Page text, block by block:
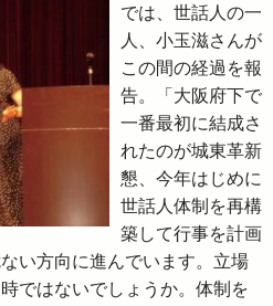
では、世話人の一
人、小玉滋さんが
この間の経過を報
告。「大阪府下で
一番最初に結成さ
れたのが城東革新
懇、今年はじめに
世話人体制を再構
築して行事を計画
い方向に進んでいます。立場
ではないでしょうか。体制を